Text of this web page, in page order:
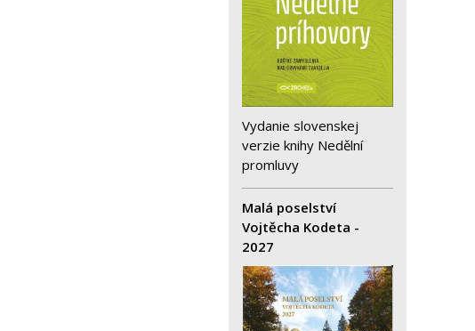
Vydanie slovenskej
verzie knihy Nedělní
promluvy
Malá poselství
Vojtěcha Kodeta -
2027